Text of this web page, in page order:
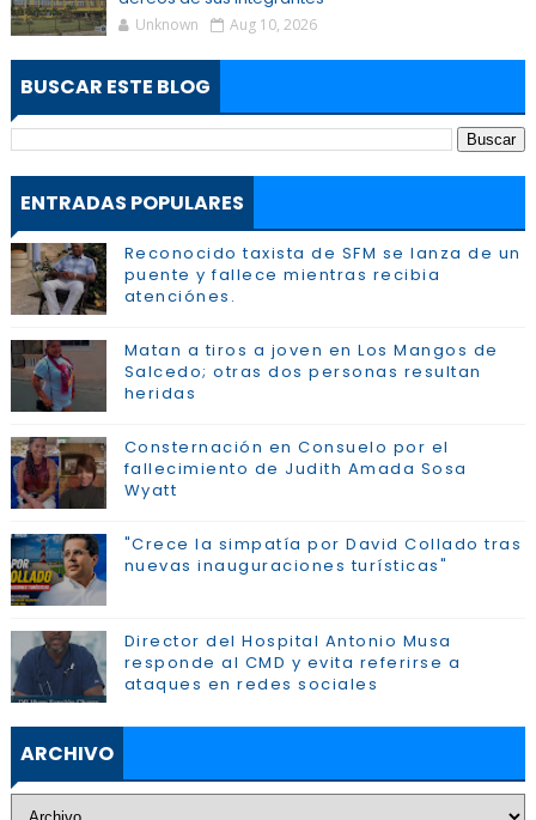
Unknown Aug 10, 2026
BUSCAR ESTE BLOG
ENTRADAS POPULARES
Reconocido taxista de SFM se lanza de un
puente y fallece mientras recibia
atenciónes.
Matan a tiros a joven en Los Mangos de
Salcedo; otras dos personas resultan
heridas
Consternación en Consuelo por el
fallecimiento de Judith Amada Sosa
Wyatt
"Crece la simpatía por David Collado tras
nuevas inauguraciones turísticas"
Director del Hospital Antonio Musa
responde al CMD y evita referirse a
ataques en redes sociales
ARCHIVO